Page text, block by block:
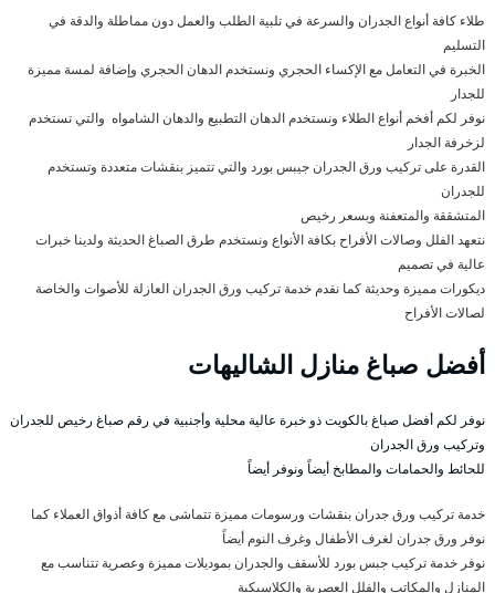
طلاء كافة أنواع الجدران والسرعة في تلبية الطلب والعمل دون مماطلة والدقة في
التسليم
الخبرة في التعامل مع الإكساء الحجري ونستخدم الدهان الحجري وإضافة لمسة مميزة
للجدار
نوفر لكم أفخم أنواع الطلاء ونستخدم الدهان التطبيع والدهان الشامواه والتي تستخدم
لزخرفة الجدار
القدرة على تركيب ورق الجدران جيبس بورد والتي تتميز بنقشات متعددة وتستخدم
للجدران
المتشققة والمتعفنة وبسعر رخيص
نتعهد الفلل وصالات الأفراح بكافة الأنواع ونستخدم طرق الصباغ الحديثة ولدينا خبرات
عالية في تصميم
ديكورات مميزة وحديثة كما نقدم خدمة تركيب ورق الجدران العازلة للأصوات والخاصة
لصالات الأفراح
أفضل صباغ منازل الشاليهات
نوفر لكم أفضل صباغ بالكويت ذو خبرة عالية محلية وأجنبية في رقم صباغ رخيص للجدران
وتركيب ورق الجدران
للحائط والحمامات والمطابخ أيضاً ونوفر أيضاً
خدمة تركيب ورق جدران بنقشات ورسومات مميزة تتماشى مع كافة أذواق العملاء كما
نوفر ورق جدران لغرف الأطفال وغرف النوم أيضاً
نوفر خدمة تركيب جبس بورد للأسقف والجدران بموديلات مميزة وعصرية تتناسب مع
المنازل والمكاتب والفلل العصرية والكلاسيكية